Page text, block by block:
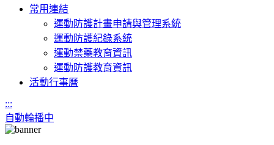
常用連結
運動防護計畫申請與管理系統
運動防護紀錄系統
運動禁藥教育資訊
運動防護教育資訊
活動行事曆
:::
自動輪播中